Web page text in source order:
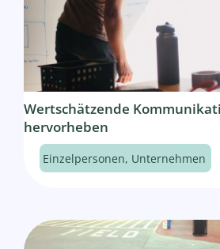
Wertschätzende
hervorheben
Einzelpersonen, Unternehmen